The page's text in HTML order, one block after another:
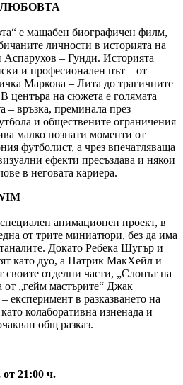
ЛЮБОВТА
е мащабен биографичен филм,
личности в историята на
Аспарухов – Гунди. Историята
и професионален път – от
Маркова – Лита до трагичните
центъра на сюжета е голямата
връзка, преминала през
и обществените ограничения
малко познати моменти от
футболист, а чрез впечатляваща
ефекти пресъздава и някои
в неговата кариера.
анимационен проект, в
от трите миниатюри, без да има
Докато Ребека Шугър и
като дуо, а Патрик МакХейл и
отделни части, „Слонът на
от „гейм мастърите“ Джак
в разказването на
колаборативна изненада и
общ разказ.
21:00 ч.